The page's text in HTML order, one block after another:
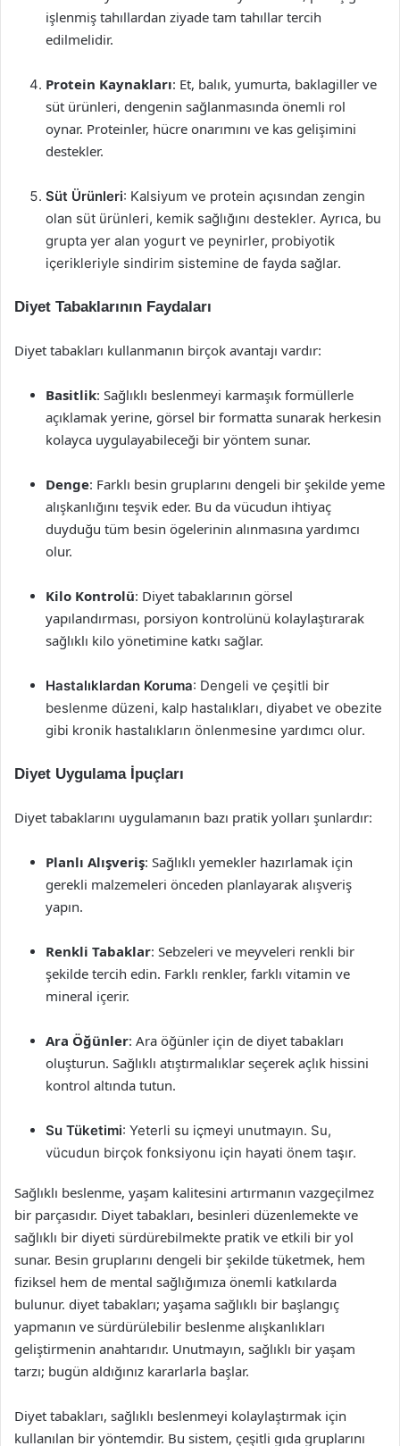
işlenmiş tahıllardan ziyade tam tahıllar tercih
edilmelidir.
Protein Kaynakları: Et, balık, yumurta, baklagiller ve
süt ürünleri, dengenin sağlanmasında önemli rol
oynar. Proteinler, hücre onarımını ve kas gelişimini
destekler.
Süt Ürünleri: Kalsiyum ve protein açısından zengin
olan süt ürünleri, kemik sağlığını destekler. Ayrıca, bu
grupta yer alan yogurt ve peynirler, probiyotik
içerikleriyle sindirim sistemine de fayda sağlar.
Diyet Tabaklarının Faydaları
Diyet tabakları kullanmanın birçok avantajı vardır:
Basitlik: Sağlıklı beslenmeyi karmaşık formüllerle
açıklamak yerine, görsel bir formatta sunarak herkesin
kolayca uygulayabileceği bir yöntem sunar.
Denge: Farklı besin gruplarını dengeli bir şekilde yeme
alışkanlığını teşvik eder. Bu da vücudun ihtiyaç
duyduğu tüm besin ögelerinin alınmasına yardımcı
olur.
Kilo Kontrolü: Diyet tabaklarının görsel
yapılandırması, porsiyon kontrolünü kolaylaştırarak
sağlıklı kilo yönetimine katkı sağlar.
Hastalıklardan Koruma: Dengeli ve çeşitli bir
beslenme düzeni, kalp hastalıkları, diyabet ve obezite
gibi kronik hastalıkların önlenmesine yardımcı olur.
Diyet Uygulama İpuçları
Diyet tabaklarını uygulamanın bazı pratik yolları şunlardır:
Planlı Alışveriş: Sağlıklı yemekler hazırlamak için
gerekli malzemeleri önceden planlayarak alışveriş
yapın.
Renkli Tabaklar: Sebzeleri ve meyveleri renkli bir
şekilde tercih edin. Farklı renkler, farklı vitamin ve
mineral içerir.
Ara Öğünler: Ara öğünler için de diyet tabakları
oluşturun. Sağlıklı atıştırmalıklar seçerek açlık hissini
kontrol altında tutun.
Su Tüketimi: Yeterli su içmeyi unutmayın. Su,
vücudun birçok fonksiyonu için hayati önem taşır.
Sağlıklı beslenme, yaşam kalitesini artırmanın vazgeçilmez
bir parçasıdır. Diyet tabakları, besinleri düzenlemekte ve
sağlıklı bir diyeti sürdürebilmekte pratik ve etkili bir yol
sunar. Besin gruplarını dengeli bir şekilde tüketmek, hem
fiziksel hem de mental sağlığımıza önemli katkılarda
bulunur. diyet tabakları; yaşama sağlıklı bir başlangıç
yapmanın ve sürdürülebilir beslenme alışkanlıkları
geliştirmenin anahtarıdır. Unutmayın, sağlıklı bir yaşam
tarzı; bugün aldığınız kararlarla başlar.
Diyet tabakları, sağlıklı beslenmeyi kolaylaştırmak için
kullanılan bir yöntemdir. Bu sistem, çeşitli gıda gruplarını